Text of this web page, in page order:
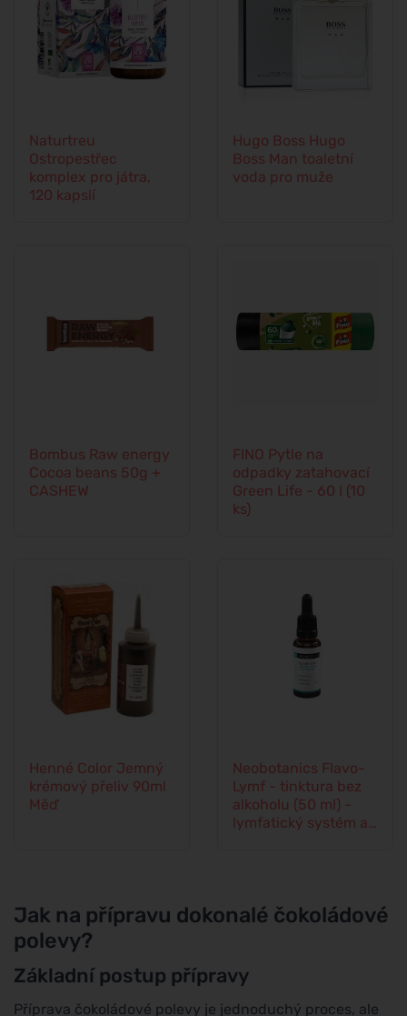
Naturtreu
Ostropestřec
komplex pro játra,
120 kapslí
Hugo Boss Hugo
Boss Man toaletní
voda pro muže
Bombus Raw energy
Cocoa beans 50g +
CASHEW
FINO Pytle na
odpadky zatahovací
Green Life - 60 l (10
ks)
Henné Color Jemný
krémový přeliv 90ml
Měď
Neobotanics Flavo-
Lymf - tinktura bez
alkoholu (50 ml) -
lymfatický systém a
Jak na přípravu dokonalé čokoládové
polevy?
Základní postup přípravy
Příprava čokoládové polevy je jednoduchý proces, ale